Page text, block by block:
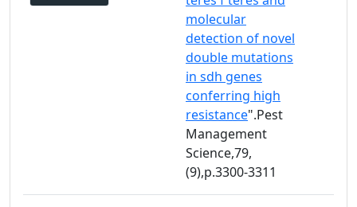
molecular
detection of novel
double mutations
in sdh genes
conferring high
resistance".Pest
Management
Science,79,
(9),p.3300-3311